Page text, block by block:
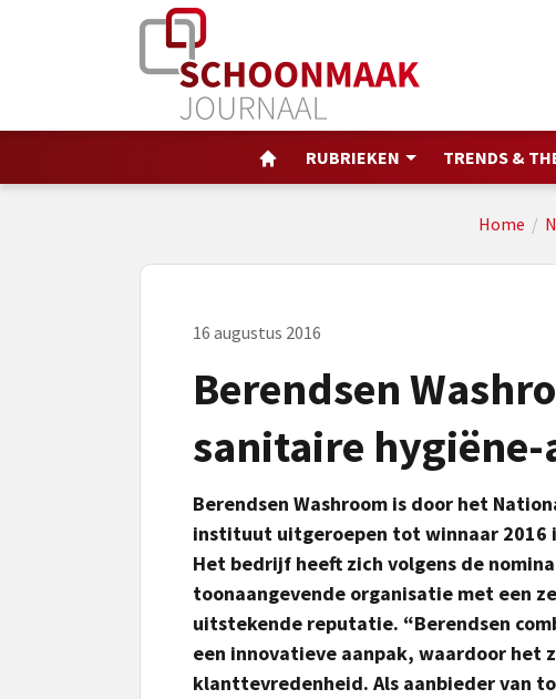
RUBRIEKEN TRENDS &
Home /
16 augustus 2016
Berendsen
sanitaire
Berendsen Washroom is door het
instituut uitgeroepen tot winnaar 2016
Het bedrijf heeft zich volgens de
toonaangevende organisatie met een
uitstekende reputatie. “Berendsen
een innovatieve aanpak, waardoor het
klanttevredenheid. Als aanbieder van